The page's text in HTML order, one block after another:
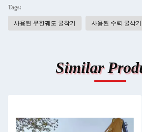
Tags:
사용된 무한궤도 굴착기 사용된 수력 굴삭기
Similar